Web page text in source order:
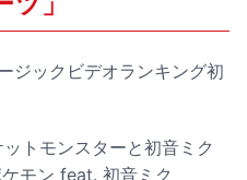
ジックビデオランキング初
トモンスターと初音ミク
モン feat. 初音ミク